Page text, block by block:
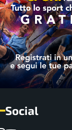
Social